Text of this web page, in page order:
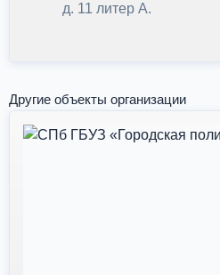
д. 11 литер А.
Другие объекты организации